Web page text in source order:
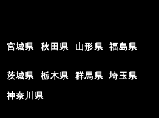
宮城県 秋田県 山形県 福島県
茨城県 栃木県 群馬県 埼玉県
神奈川県